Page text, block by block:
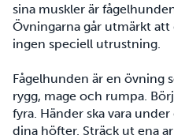
sina muskler är
Övningarna går utmärkt
ingen speciell utrustning.
Fågelhunden är en övning
rygg, mage och rumpa.
fyra. Händer ska vara
dina höfter. Sträck ut ena